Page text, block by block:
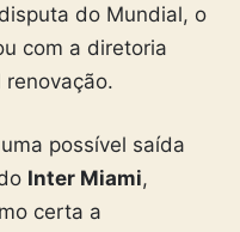
do Mundial, o
com a diretoria
renovação.
possível saída
Inter Miami,
certa a